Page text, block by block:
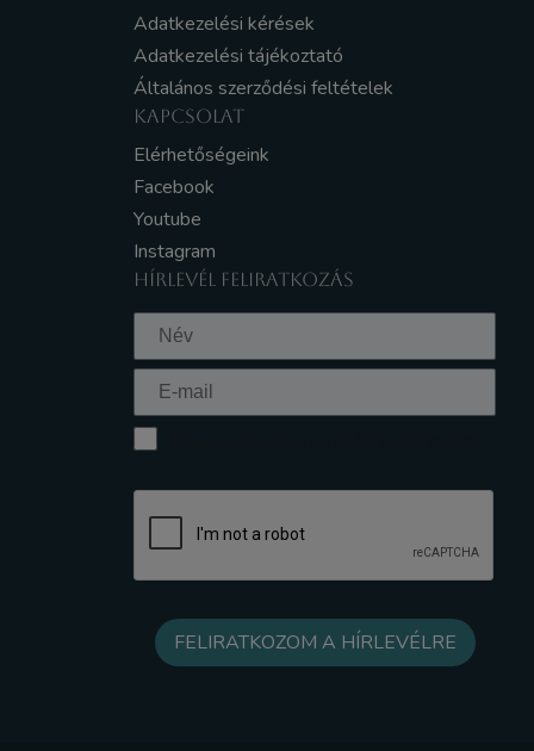
Adatkezelési kérések
Adatkezelési tájékoztató
Általános szerződési feltételek
KAPCSOLAT
Elérhetőségeink
Facebook
Youtube
Instagram
HÍRLEVÉL FELIRATKOZÁS